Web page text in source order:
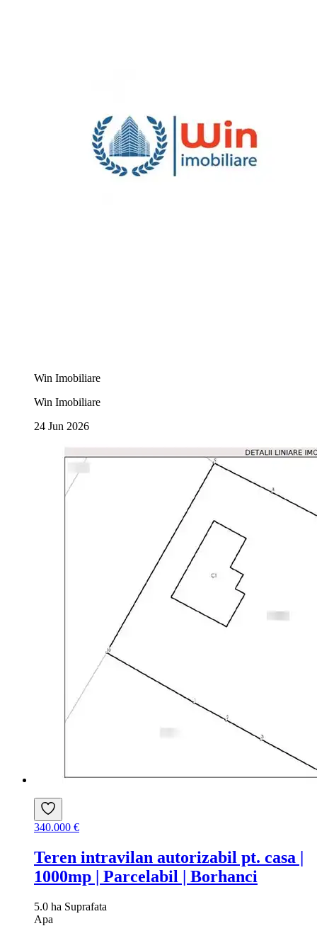
Win Imobiliare
Win Imobiliare
24 Jun 2026
340.000 €
Teren intravilan autorizabil pt. casa |
1000mp | Parcelabil | Borhanci
5.0 ha Suprafata
Apa